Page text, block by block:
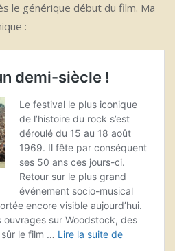
le générique début du film. Ma
: